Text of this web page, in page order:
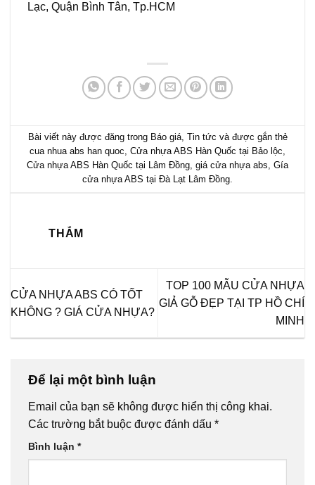
Lạc, Quận Bình Tân, Tp.HCM
Bài viết này được đăng trong Báo giá, Tin tức và được gắn thẻ
cua nhua abs han quoc, Cửa nhựa ABS Hàn Quốc tại Bảo lộc,
Cửa nhựa ABS Hàn Quốc tại Lâm Đồng, giá cửa nhựa abs, Gía
cửa nhựa ABS tại Đà Lạt Lâm Đồng.
THẮM
CỬA NHỰA ABS CÓ TỐT
KHÔNG ? GIÁ CỬA NHỰA?
TOP 100 MẪU CỬA NHỰA
GIẢ GỖ ĐẸP TẠI TP HỒ CHÍ
MINH
Để lại một bình luận
Email của bạn sẽ không được hiển thị công khai.
Các trường bắt buộc được đánh dấu *
Bình luận *